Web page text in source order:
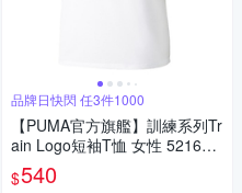
品牌日快閃 任3件1000
【PUMA官方旗艦】訓練系列Tr
ain Logo短袖T恤 女性 521634
02
$540